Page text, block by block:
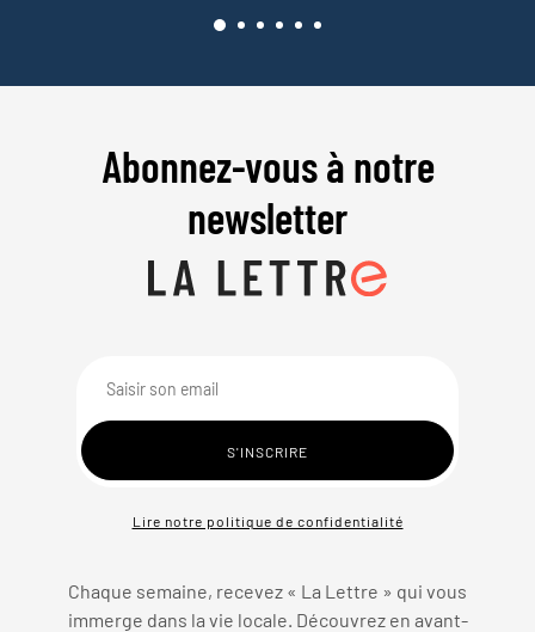
Abonnez-vous à notre
newsletter
Lire notre politique de confidentialité
Chaque semaine, recevez « La Lettre » qui vous
immerge dans la vie locale. Découvrez en avant-